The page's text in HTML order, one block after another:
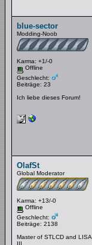
blue-sector
Modding-Noob
Karma: +1/-0
Offline
Geschlecht:
Beiträge: 23
Ich liebe dieses Forum!
OlafSt
Global Moderator
Karma: +13/-0
Offline
Geschlecht:
Beiträge: 2138
Master of STLCD and LISA
III